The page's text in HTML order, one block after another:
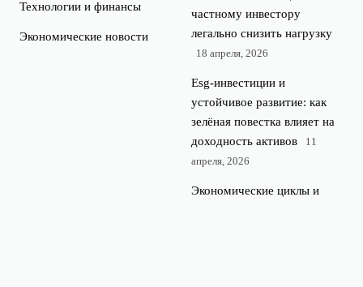
Технологии и финансы
Экономические новости
частному инвестору
легально снизить нагрузку
18 апреля, 2026
Esg‑инвестиции и
устойчивое развитие: как
зелёная повестка влияет на
доходность активов
11
апреля, 2026
Экономические циклы и